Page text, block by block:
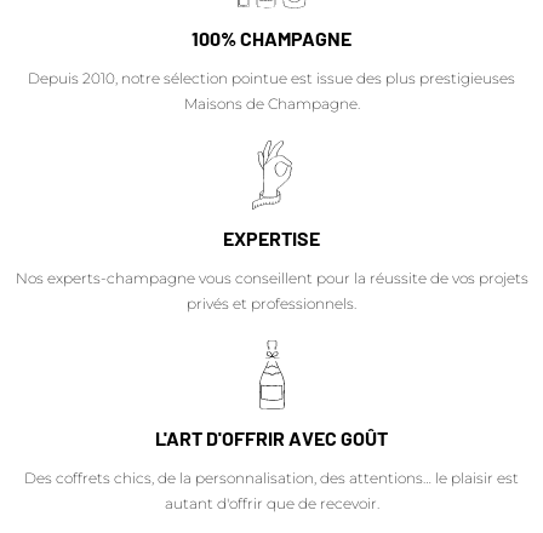
100% CHAMPAGNE
Depuis 2010, notre sélection pointue est issue des plus prestigieuses
Maisons de Champagne.
EXPERTISE
Nos experts-champagne vous conseillent pour la réussite de vos projets
privés et professionnels.
L'ART D'OFFRIR AVEC GOÛT
Des coffrets chics, de la personnalisation, des attentions… le plaisir est
autant d'offrir que de recevoir.